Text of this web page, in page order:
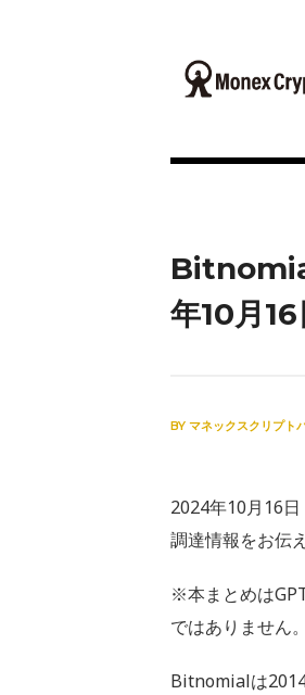
年10月
BY マネックスクリプト
2024年10月16
調達情報をお伝
※本まとめは
ではありません。
Bitnomialは